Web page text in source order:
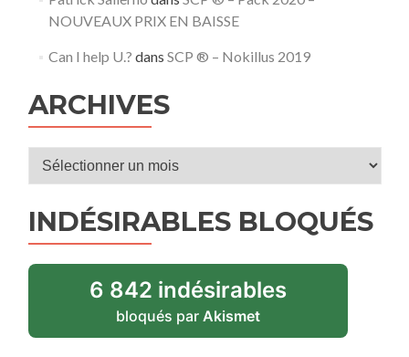
NOUVEAUX PRIX EN BAISSE
Can I help U.? dans SCP ® – Nokillus 2019
ARCHIVES
Archives
INDÉSIRABLES BLOQUÉS
6 842 indésirables
bloqués par Akismet